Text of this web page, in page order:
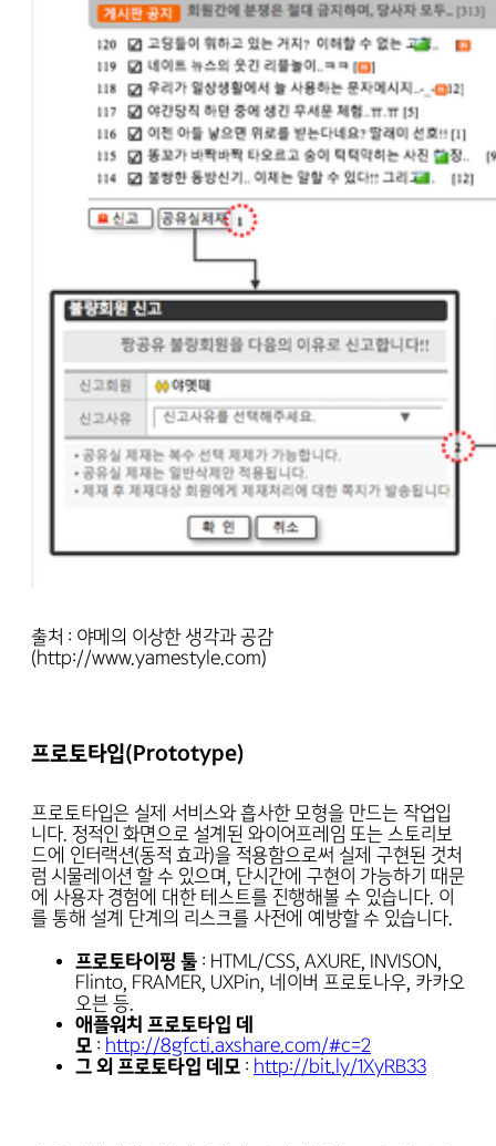
출처 : 야메의 이상한 생각과 공감
(http://www.yamestyle.com)
프로토타입(Prototype)
프로토타입은 실제 서비스와 흡사한 모형을 만드는 작업입
니다. 정적인 화면으로 설계된 와이어프레임 또는 스토리보
드에 인터랙션(동적 효과)을 적용함으로써 실제 구현된 것처
럼 시물레이션 할 수 있으며, 단시간에 구현이 가능하기 때문
에 사용자 경험에 대한 테스트를 진행해볼 수 있습니다. 이
를 통해 설계 단계의 리스크를 사전에 예방할 수 있습니다.
프로토타이핑 툴 : HTML/CSS, AXURE, INVISON,
Flinto, FRAMER, UXPin, 네이버 프로토나우, 카카오
오븐 등.
애플워치 프로토타입 데
모 : http://8gfcti.axshare.com/#c=2
그 외 프로토타입 데모 : http://bit.ly/1XyRB33